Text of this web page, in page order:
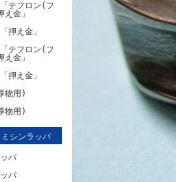
テフロン(フ
金」
押え金」
テフロン(フ
金」
押え金」
物用)
物用)
シンラッパ
パ
パ